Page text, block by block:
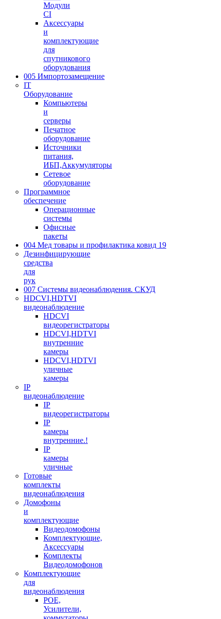
Модули
CI
Аксессуары
и
комплектующие
для
спутникового
оборудования
005 Импортозамещение
IT
Оборудование
Компьютеры
и
серверы
Печатное
оборудование
Источники
питания,
ИБП,Аккумуляторы
Сетевое
оборудование
Программное
обеспечение
Операционные
системы
Офисные
пакеты
004 Мед товары и профилактика ковид 19
Дезинфицирующие
средства
для
рук
007 Системы видеонаблюдения. СКУД
HDCVI,HDTVI
видеонаблюдение
HDCVI
видеорегистраторы
HDCVI,HDTVI
внутренние
камеры
HDCVI,HDTVI
уличные
камеры
IP
видеонаблюдение
IP
видеорегистраторы
IP
камеры
внутренние.!
IP
камеры
уличные
Готовые
комплекты
видеонаблюдения
Домофоны
и
комплектующие
Видеодомофоны
Комплектующие,
Аксессуары
Комплекты
Видеодомофонов
Комплектующие
для
видеонаблюдения
POE,
Усилители,